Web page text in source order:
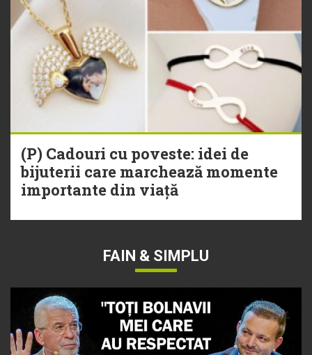
(P) Cadouri cu poveste: idei de
bijuterii care marchează momente
importante din viață
FAIN & SIMPLU